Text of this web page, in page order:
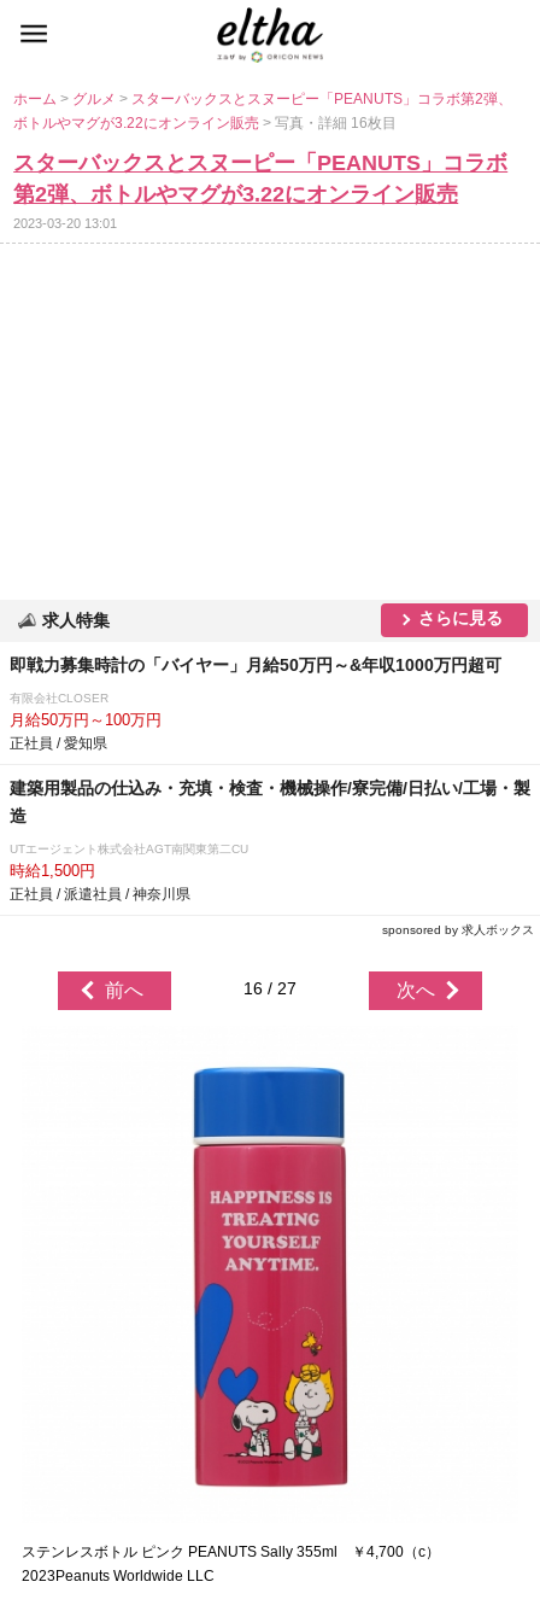
ホーム> グルメ> スターバックスとスヌーピー「PEANUTS」コラボ第2弾、
ボトルやマグが3.22にオンライン販売> 写真・詳細 16枚目
スターバックスとスヌーピー「PEANUTS」コラボ
第2弾、ボトルやマグが3.22にオンライン販売
2023-03-20 13:01
求人特集 さらに見る
即戦力募集時計の「バイヤー」月給50万円～&年収1000万円超可
有限会社CLOSER
月給50万円～100万円
正社員 / 愛知県
建築用製品の仕込み・充填・検査・機械操作/寮完備/日払い/工場・製
造
UTエージェント株式会社AGT南関東第二CU
時給1,500円
正社員 / 派遣社員 / 神奈川県
sponsored by 求人ボックス
前へ 16 / 27 次へ
ステンレスボトル ピンク PEANUTS Sally 355ml ￥4,700（c）
2023Peanuts Worldwide LLC